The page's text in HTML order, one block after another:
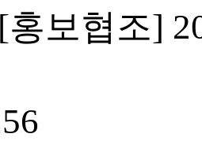
[홍보협조]